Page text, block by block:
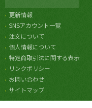
更新情報
SNSアカウント一覧
注文について
個人情報について
特定商取引法に関する表示
リンクポリシー
お問い合わせ
サイトマップ